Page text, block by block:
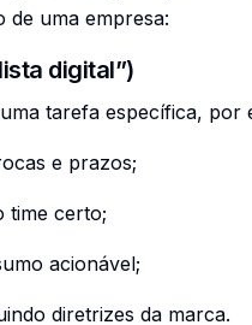
de uma empresa:
digital”)
tarefa específica, por
e prazos;
time certo;
acionável;
diretrizes da marca.